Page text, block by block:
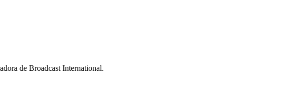
de Broadcast International.